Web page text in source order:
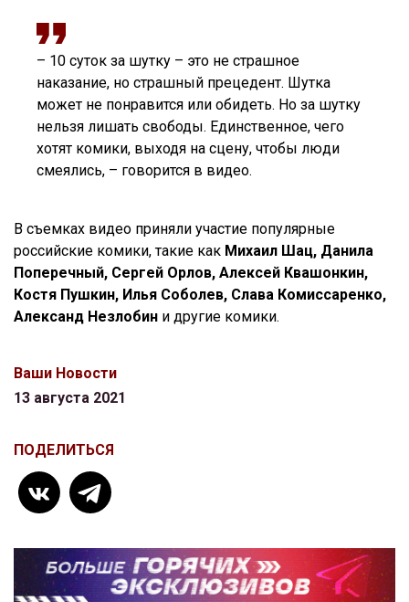
– 10 суток за шутку – это не страшное
наказание, но страшный прецедент. Шутка
может не понравится или обидеть. Но за шутку
нельзя лишать свободы. Единственное, чего
хотят комики, выходя на сцену, чтобы люди
смеялись, – говорится в видео.
В съемках видео приняли участие популярные
российские комики, такие как Михаил Шац, Данила
Поперечный, Сергей Орлов, Алексей Квашонкин,
Костя Пушкин, Илья Соболев, Слава Комиссаренко,
Александ Незлобин и другие комики.
Ваши Новости
13 августа 2021
ПОДЕЛИТЬСЯ